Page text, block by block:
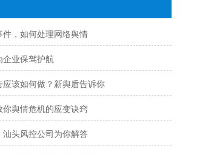
件，如何处理网络舆情
企业保驾护航
该如何做？新舆盾告诉你
舆情危机的应变诀窍
汕头风控公司为你解答